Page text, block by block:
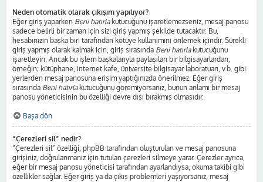
Neden otomatik olarak çıkışım yapılıyor?
Eğer giriş yaparken Beni hatırlakutucuğunu işaretlemezseniz, mesaj panosu
sadece belirli bir zaman için sizi giriş yapmış şekilde tutacaktır. Bu,
hesabınızın başka biri tarafından kötüye kullanımını önlemek içindir. Sürekli
giriş yapmış olarak kalmak için, giriş sırasında Beni hatırlakutucuğunu
işaretleyin. Ancak bu işlem başkalarıyla paylaşılan bir bilgisayarlardan,
örneğin; kütüphane, internet kafe, üniversite bilgisayar laboratuarı, v.b. gibi
yerlerden mesaj panosuna erişim yaptığınızda önerilmez. Eğer giriş
sırasında Beni hatırlakutucuğunu göremiyorsanız, bunun anlamı bir mesaj
panosu yöneticisinin bu özelliği devre dışı bırakmış olmasıdır.
Başa dön
“Çerezleri sil” nedir?
“Çerezleri sil” özelliği, phpBB tarafından oluşturulan ve mesaj panosuna
girişiniz, doğrulanmanız için tutulan çerezleri silmeye yarar. Çerezler ayrıca,
eğer bir mesaj panosu yöneticisi tarafından ayarlandıysa, okuma takibi gibi
özellikler sağlar. Eğer giriş ya da çıkış problemleri yaşıyorsanız, mesaj